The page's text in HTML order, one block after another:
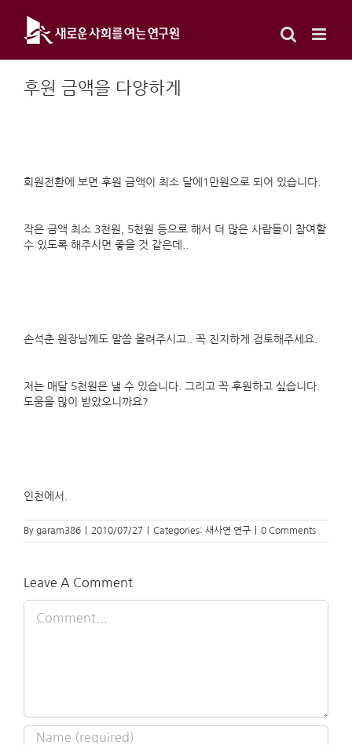
content
후원 금액을 다양하게
회원전환에 보면 후원 금액이 최소 달에1만원으로 되어 있습니다.
작은 금액 최소 3천원, 5천원 등으로 해서 더 많은 사람들이 참여할
수 있도록 해주시면 좋을 것 같은데..
손석춘 원장님께도 말씀 올려주시고.. 꼭 진지하게 검토해주세요.
저는 매달 5천원은 낼 수 있습니다. 그리고 꼭 후원하고 싶습니다.
도움을 많이 받았으니까요?
인천에서.
By garam386 2010/07/27 Categories: 새사연 연구 0 Comments
Leave A Comment